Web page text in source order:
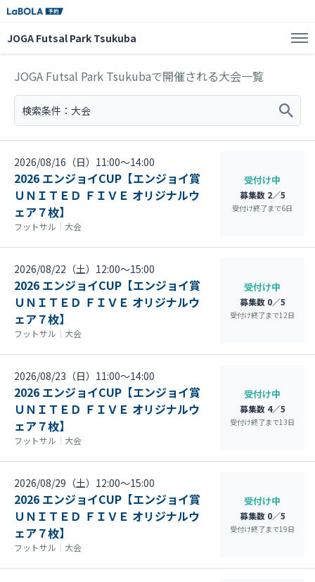
JOGA Futsal Park Tsukuba
JOGA Futsal Park Tsukubaで開催される大会一覧
検索条件： 大会
2026/08/16（日）11:00〜14:00
2026 エンジョイCUP【エンジョイ賞
ＵＮＩＴＥＤ ＦＩＶＥ オリジナルウ
ェア７枚】
フットサル ｜ 大会
受付け中
募集数 2／5
受付け終了まで6日
2026/08/22（土）12:00〜15:00
2026 エンジョイCUP【エンジョイ賞
ＵＮＩＴＥＤ ＦＩＶＥ オリジナルウ
ェア７枚】
フットサル ｜ 大会
受付け中
募集数 0／5
受付け終了まで12日
2026/08/23（日）11:00〜14:00
2026 エンジョイCUP【エンジョイ賞
ＵＮＩＴＥＤ ＦＩＶＥ オリジナルウ
ェア７枚】
フットサル ｜ 大会
受付け中
募集数 4／5
受付け終了まで13日
2026/08/29（土）12:00〜15:00
2026 エンジョイCUP【エンジョイ賞
ＵＮＩＴＥＤ ＦＩＶＥ オリジナルウ
ェア７枚】
フットサル ｜ 大会
受付け中
募集数 0／5
受付け終了まで19日